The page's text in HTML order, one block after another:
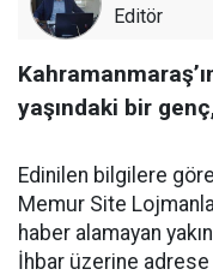
Editör
yaşındaki bir
Edinilen bilgilere
Memur Site
haber alamayan
İhbar üzerine